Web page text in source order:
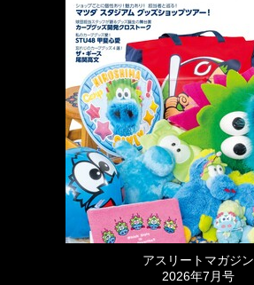
アスリートマガジン
2026年7月号